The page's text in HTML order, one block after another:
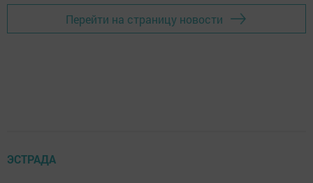
Перейти на страницу новости
ЭСТРАДА